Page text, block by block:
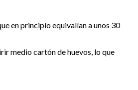
en principio equivalían a unos 30
medio cartón de huevos, lo que